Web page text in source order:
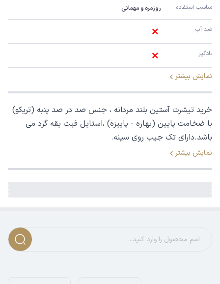
مناسب استفاده روزمره و مهمانی
ضد آب
بادگیر
نمایش بیشتر
خرید تیشرت آستین بلند مردانه ، جنس صد در صد پنبه (تریکو)
با ضخامت پایین (بهاره - پاییزه) ،استایل فیت یقه گرد می
باشد.دارای تک جیب روی سینه.
نمایش بیشتر